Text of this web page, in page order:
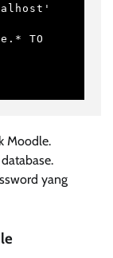
TO
Moodle.
yang